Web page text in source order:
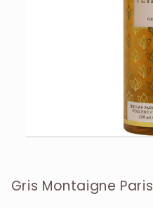
dans
une
Gris Montaigne Paris